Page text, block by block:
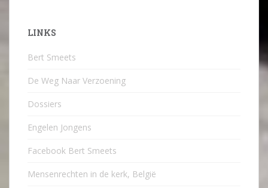
LINKS
Bert Smeets
De Weg Naar Verzoening
Dossiers
Engelen Jongens
Facebook Bert Smeets
Mensenrechten in de kerk, België